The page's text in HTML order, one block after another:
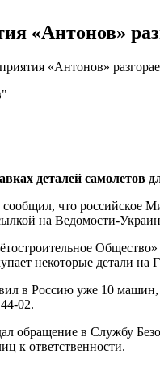
«Антонов»
«Антонов»
деталей самолетов
что российское
на Ведомости-
Общество»
некоторые детали
в Россию уже 10
02.
обращение в Службу
к ответственности.